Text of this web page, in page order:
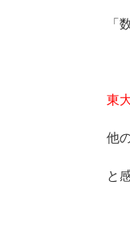
「
東
他
と